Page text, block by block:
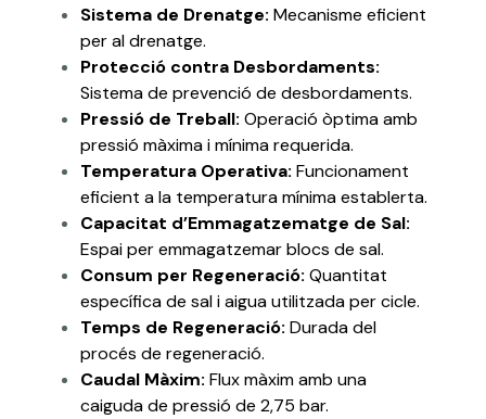
Sistema de Drenatge: Mecanisme eficient
per al drenatge.
Protecció contra Desbordaments:
Sistema de prevenció de desbordaments.
Pressió de Treball: Operació òptima amb
pressió màxima i mínima requerida.
Temperatura Operativa: Funcionament
eficient a la temperatura mínima establerta.
Capacitat d’Emmagatzematge de Sal:
Espai per emmagatzemar blocs de sal.
Consum per Regeneració: Quantitat
específica de sal i aigua utilitzada per cicle.
Temps de Regeneració: Durada del
procés de regeneració.
Caudal Màxim: Flux màxim amb una
caiguda de pressió de 2,75 bar.